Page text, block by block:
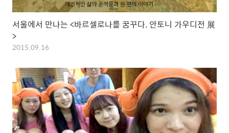
서울에서 만나는 <바르셀로나를 꿈꾸다. 안토니 가우디전 展
>
2015.09.16